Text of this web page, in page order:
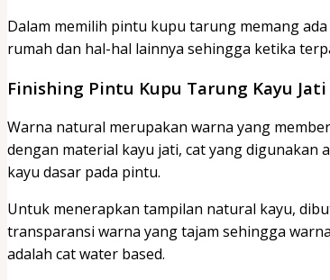
Dalam memilih pintu kupu tarung memang
rumah dan hal-hal lainnya sehingga ketika
Finishing Pintu Kupu Tarung Kayu
Warna natural merupakan warna yang
dengan material kayu jati, cat yang digunakan
kayu dasar pada pintu.
Untuk menerapkan tampilan natural kayu,
transparansi warna yang tajam sehingga
adalah cat water based.